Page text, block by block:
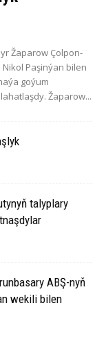
Žaparow Çolpon-
Paşinýan bilen
goýum
Žaparow...
talyplary
ABŞ-nyň
wekili bilen